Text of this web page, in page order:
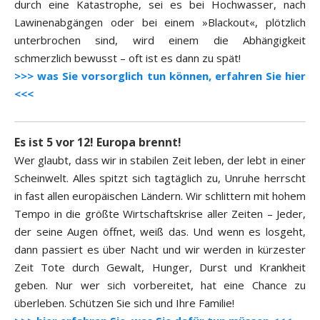
durch eine Katastrophe, sei es bei Hochwasser, nach
Lawinenabgängen oder bei einem »Blackout«, plötzlich
unterbrochen sind, wird einem die Abhängigkeit
schmerzlich bewusst – oft ist es dann zu spät!
>>> was Sie vorsorglich tun können, erfahren Sie hier
<<<
Es ist 5 vor 12! Europa brennt!
Wer glaubt, dass wir in stabilen Zeit leben, der lebt in einer
Scheinwelt. Alles spitzt sich tagtäglich zu, Unruhe herrscht
in fast allen europäischen Ländern. Wir schlittern mit hohem
Tempo in die größte Wirtschaftskrise aller Zeiten – Jeder,
der seine Augen öffnet, weiß das. Und wenn es losgeht,
dann passiert es über Nacht und wir werden in kürzester
Zeit Tote durch Gewalt, Hunger, Durst und Krankheit
geben. Nur wer sich vorbereitet, hat eine Chance zu
überleben. Schützen Sie sich und Ihre Familie!